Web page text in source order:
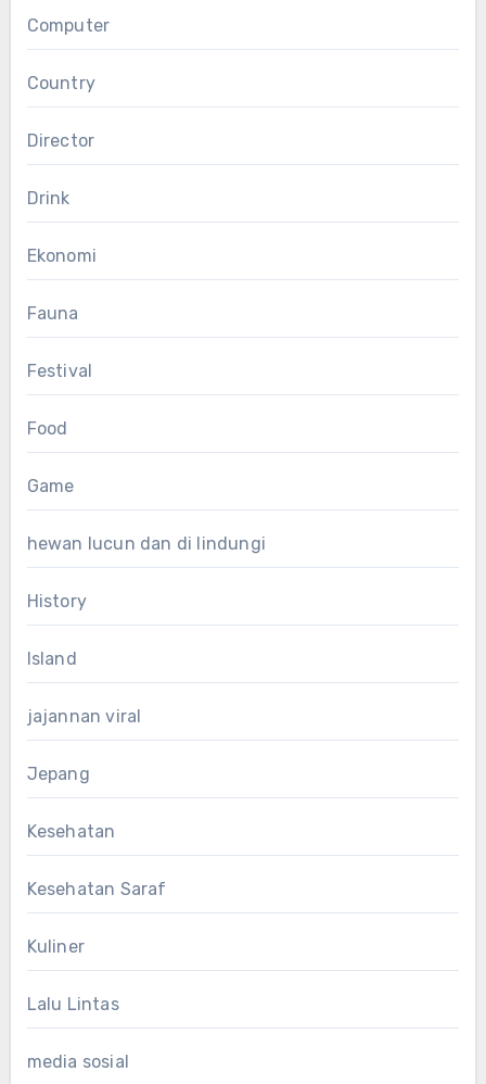
Computer
Country
Director
Drink
Ekonomi
Fauna
Festival
Food
Game
hewan lucun dan di lindungi
History
Island
jajannan viral
Jepang
Kesehatan
Kesehatan Saraf
Kuliner
Lalu Lintas
media sosial